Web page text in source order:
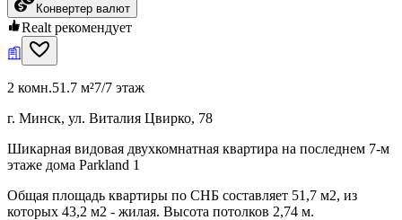
Конвертер валют
Realt рекомендует
2 комн.51.7 м²7/7 этаж
г. Минск, ул. Виталия Цвирко, 78
Шикарная видовая двухкомнатная квартира на последнем 7-м
этаже дома Parkland 1
Общая площадь квартиры по СНБ составляет 51,7 м2, из
которых 43,2 м2 - жилая. Высота потолков 2,74 м.